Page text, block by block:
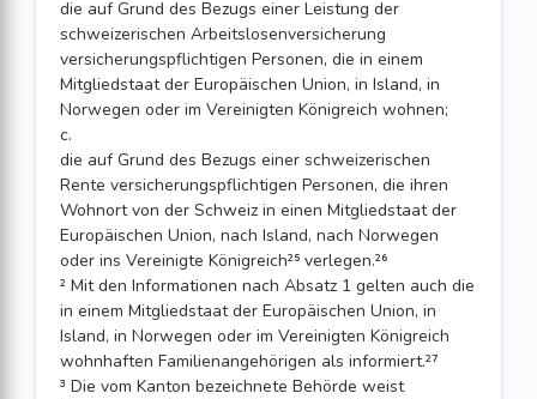
die auf Grund des Bezugs einer Leistung der
schweizerischen Arbeitslosenversicherung
versicherungspflichtigen Personen, die in einem
Mitgliedstaat der Europäischen Union, in Island, in
Norwegen oder im Vereinigten Königreich wohnen;
c.
die auf Grund des Bezugs einer schweizerischen
Rente versicherungspflichtigen Personen, die ihren
Wohnort von der Schweiz in einen Mitgliedstaat der
Europäischen Union, nach Island, nach Norwegen
oder ins Vereinigte Königreich²⁵ verlegen.²⁶
² Mit den Informationen nach Absatz 1 gelten auch die
in einem Mitgliedstaat der Europäischen Union, in
Island, in Norwegen oder im Vereinigten Königreich
wohnhaften Familienangehörigen als informiert.²⁷
³ Die vom Kanton bezeichnete Behörde weist